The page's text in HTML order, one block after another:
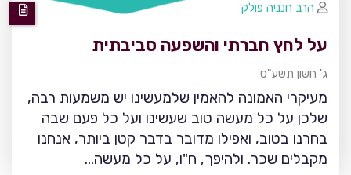
על לחץ חברתי והשפעה סביבתית
ג' חשון תשע"ט
מעיקרי האמונה להאמין שלמעשינו יש משמעות רבה,
שלכן על כל מעשה טוב שעשינו ועל כל פעם שבה
בחרנו בטוב, ואפילו מדובר בדבר קטן ביותר, אנחנו
מקבלים שכר. ולהיפך, ח"ו, על כל מעשה…
הרב חנניה פולק